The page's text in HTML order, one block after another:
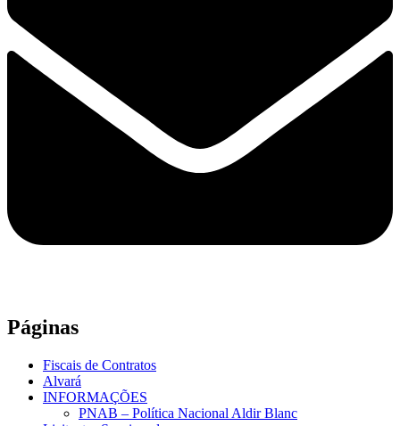
Páginas
Fiscais de Contratos
Alvará
INFORMAÇÕES
PNAB – Política Nacional Aldir Blanc